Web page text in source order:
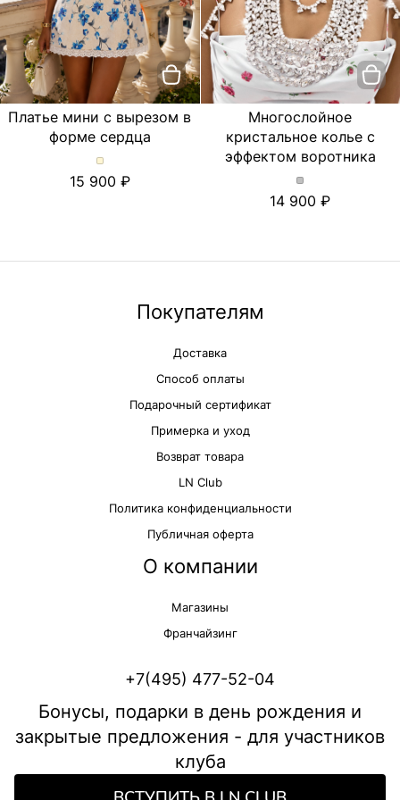
Платье мини с вырезом в
форме сердца
Платье
мини
Молочный
15 900
Многослойное
кристальное колье с
эффектом воротника
Многослойное
кристальное
14 900
Покупателям
Доставка
Способ оплаты
Подарочный сертификат
Примерка и уход
Возврат товара
LN Club
Политика конфиденциальности
Публичная оферта
О компании
Магазины
Франчайзинг
+7(495) 477-52-04
Бонусы, подарки в день рождения и
закрытые предложения - для участников
клуба